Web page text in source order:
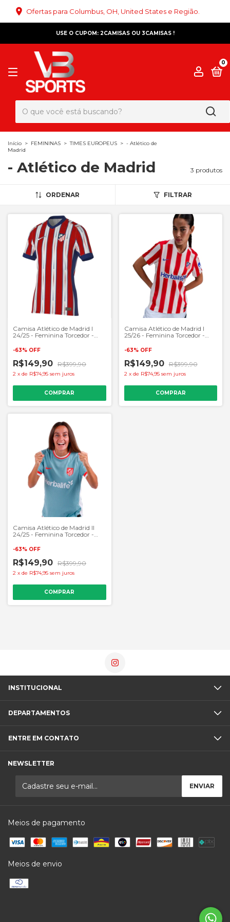
Ofertas para Columbus, OH, United States e Região.
USE O CUPOM: 2CAMISAS OU 3CAMISAS !
0
Início > FEMININAS > TIMES EUROPEUS > - Atlético de
Madrid
- Atlético de Madrid 3 produtos
ORDENAR FILTRAR
Camisa Atlético de Madrid I
24/25 - Feminina Torcedor -
-63% OFF
R$149,90 R$399,90
2 x de R$74,95 sem juros
COMPRAR
Camisa Atlético de Madrid I
25/26 - Feminina Torcedor -
-63% OFF
R$149,90 R$399,90
2 x de R$74,95 sem juros
COMPRAR
Camisa Atlético de Madrid II
24/25 - Feminina Torcedor -
-63% OFF
R$149,90 R$399,90
2 x de R$74,95 sem juros
COMPRAR
INSTITUCIONAL
DEPARTAMENTOS
ENTRE EM CONTATO
NEWSLETTER
Meios de pagamento
Meios de envio